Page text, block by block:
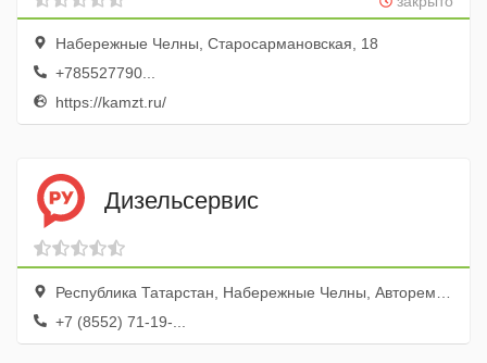
Набережные Челны, Старосармановская, 18
+785527790...
https://kamzt.ru/
Дизельсервис
Республика Татарстан, Набережные Челны, Авторемонтная улица, 14
+7 (8552) 71-19-...